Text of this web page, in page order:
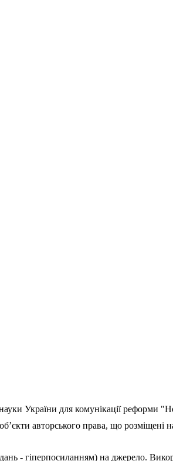
науки України для комунікації реформи
авторського права, що розміщені
- гіперпосиланням) на джерело.